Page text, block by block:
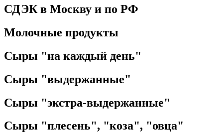
СДЭК в Москву и по РФ
Молочные продукты
Сыры "на каждый день"
Сыры "выдержанные"
Сыры "экстра-выдержанные"
Сыры "плесень", "коза", "овца"